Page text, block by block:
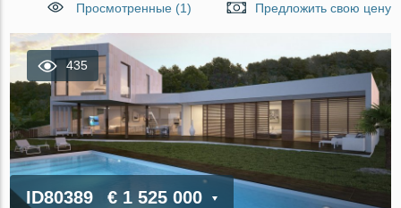
Просмотренные (1)
Предложить свою цену
435
ID80389 € 1 525 000